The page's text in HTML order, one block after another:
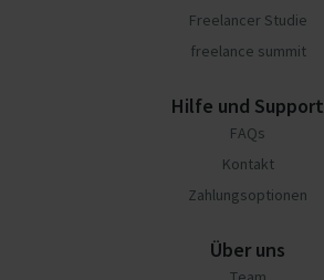
Freelancer Studie
freelance summit
Hilfe und Support
FAQs
Kontakt
Zahlungsoptionen
Über uns